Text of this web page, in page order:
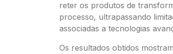
reter os produtos de
processo, ultrapassando
associadas a tecnologias
Os resultados obtidos